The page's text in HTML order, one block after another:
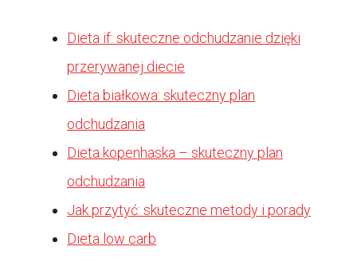
Dieta if: skuteczne odchudzanie dzięki
przerywanej diecie
Dieta białkowa: skuteczny plan
odchudzania
Dieta kopenhaska – skuteczny plan
odchudzania
Jak przytyć: skuteczne metody i porady
Dieta low carb